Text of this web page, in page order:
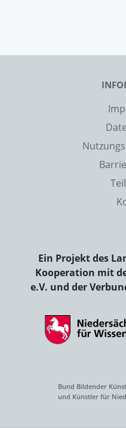
Ein Projekt des
Kooperation mit
e.V. und der
Bund Bildender
und Künstler für